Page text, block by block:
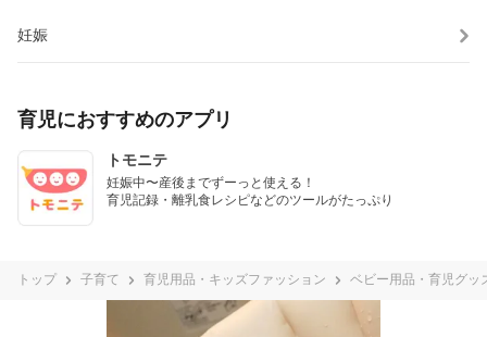
妊娠
育児におすすめのアプリ
トモニテ
妊娠中〜産後までずーっと使える！
育児記録・離乳食レシピなどのツールがたっぷり
トップ 子育て 育児用品・キッズファッション ベビー用品・育児グッ